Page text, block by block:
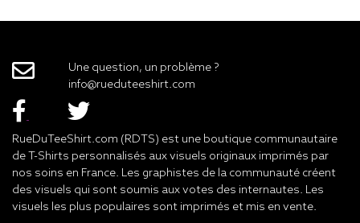
Une question, un problème ?
info@rueduteeshirt.com
RueDuTeeShirt.com (RDTS) est une boutique communautaire
de T-Shirts personnalisés aux visuels originaux imprimés par
nos soins en France. Les graphistes de la communauté créent
des visuels qui sont soumis aux votes des internautes. Les
visuels les plus populaires sont imprimés et mis en vente.